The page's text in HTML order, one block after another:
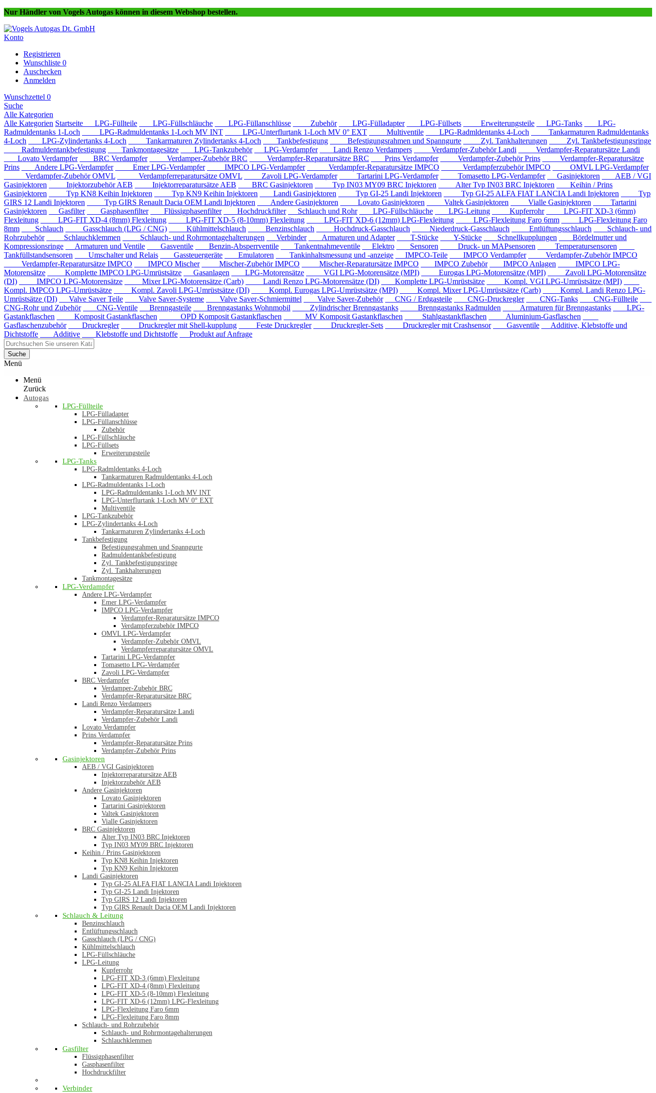
Nur Händler von Vogels Autogas können in diesem Webshop bestellen.
Konto
Registrieren
Wunschliste 0
Auschecken
Anmelden
Wunschzettel 0
Suche
Alle Kategorien
Alle Kategorien Startseite LPG-Füllteile LPG-Füllschläuche LPG-Füllanschlüsse Zubehör LPG-Fülladapter LPG-Füllsets Erweiterungsteile LPG-Tanks
LPG-
Radmuldentanks 1-Loch
LPG-Radmuldentanks 1-Loch MV INT LPG-Unterflurtank 1-Loch MV 0° EXT Multiventile LPG-Radmldentanks 4-Loch
Tankarmaturen Radmuldentanks
4-Loch
LPG-Zylindertanks 4-Loch Tankarmaturen Zylindertanks 4-Loch Tankbefestigung Befestigungsrahmen und Spanngurte Zyl. Tankhalterungen
Zyl. Tankbefestigungsringe
Radmuldentankbefestigung
Tankmontagesätze LPG-Tankzubehör LPG-Verdampfer Landi Renzo Verdampers Verdampfer-Zubehör Landi
Verdampfer-Reparatursätze Landi
Lovato Verdampfer
BRC Verdampfer Verdamper-Zubehör BRC Verdampfer-Reparatursätze BRC Prins Verdampfer Verdampfer-Zubehör Prins
Verdampfer-Reparatursätze
Prins
Andere LPG-Verdampfer Emer LPG-Verdampfer IMPCO LPG-Verdampfer Verdampfer-Reparatursätze IMPCO Verdampferzubehör IMPCO
OMVL LPG-Verdampfer
Verdampfer-Zubehör OMVL
Verdampferreparatursätze OMVL Zavoli LPG-Verdampfer Tartarini LPG-Verdampfer Tomasetto LPG-Verdampfer Gasinjektoren
AEB / VGI
Gasinjektoren
Injektorzubehör AEB Injektorreparatursätze AEB BRC Gasinjektoren Typ IN03 MY09 BRC Injektoren Alter Typ IN03 BRC Injektoren
Keihin / Prins
Gasinjektoren
Typ KN8 Keihin Injektoren Typ KN9 Keihin Injektoren Landi Gasinjektoren Typ GI-25 Landi Injektoren Typ GI-25 ALFA FIAT LANCIA Landi Injektoren
Typ
GIRS 12 Landi Injektoren
Typ GIRS Renault Dacia OEM Landi Injektoren Andere Gasinjektoren Lovato Gasinjektoren Valtek Gasinjektoren Vialle Gasinjektoren
Tartarini
Gasinjektoren
Gasfilter Gasphasenfilter Flüssigphasenfilter Hochdruckfilter Schlauch und Rohr LPG-Füllschläuche LPG-Leitung Kupferrohr
LPG-FIT XD-3 (6mm)
Flexleitung
LPG-FIT XD-4 (8mm) Flexleitung LPG-FIT XD-5 (8-10mm) Flexleitung LPG-FIT XD-6 (12mm) LPG-Flexleitung LPG-Flexleitung Faro 6mm
LPG-Flexleitung Faro
8mm
Schlauch Gasschlauch (LPG / CNG) Kühlmittelschlauch Benzinschlauch Hochdruck-Gasschlauch Niederdruck-Gasschlauch Entlüftungsschlauch
Schlauch- und
Rohrzubehör
Schlauchklemmen Schlauch- und Rohrmontagehalterungen Verbinder Armaturen und Adapter T-Stücke Y-Stücke Schnellkupplungen
Bördelmutter und
Kompressionsringe
Armaturen und Ventile Gasventile Benzin-Absperrventile Tankentnahmeventile Elektro Sensoren Druck- un MAPsensoren
Temperatursensoren
Tankfüllstandsensoren
Umschalter und Relais Gassteuergeräte Emulatoren Tankinhaltsmessung und -anzeige IMPCO-Teile IMPCO Verdampfer
Verdampfer-Zubehör IMPCO
Verdampfer-Reparatursätze IMPCO
IMPCO Mischer Mischer-Zubehör IMPCO Mischer-Reparatursätze IMPCO IMPCO Zubehör IMPCO Anlagen
IMPCO LPG-
Motorensätze
Komplette IMPCO LPG-Umrüstsätze Gasanlagen LPG-Motorensätze VGI LPG-Motorensätze (MPI) Eurogas LPG-Motorensätze (MPI)
Zavoli LPG-Motorensätze
(DI)
IMPCO LPG-Motorensätze Mixer LPG-Motorensätze (Carb) Landi Renzo LPG-Motorensätze (DI) Komplette LPG-Umrüstsätze
Kompl. VGI LPG-Umrüstsätze (MPI)
Kompl. IMPCO LPG-Umrüstsätze
Kompl. Zavoli LPG-Umrüstsätze (DI) Kompl. Eurogas LPG-Umrüstsätze (MPI) Kompl. Mixer LPG-Umrüstsätze (Carb)
Kompl. Landi Renzo LPG-
Umrüstsätze (DI)
Valve Saver Teile Valve Saver-Systeme Valve Saver-Schmiermittel Valve Saver-Zubehör CNG / Erdgasteile CNG-Druckregler CNG-Tanks
CNG-Füllteile
CNG-Rohr und Zubehör
CNG-Ventile Brenngasteile Brenngastanks Wohnmobil Zylindrischer Brenngastanks Brenngastanks Radmulden Armaturen für Brenngastanks
LPG-
Gastankflaschen
Komposit Gastankflaschen OPD Komposit Gastankflaschen MV Komposit Gastankflaschen Stahlgastankflaschen
Aluminium-Gasflaschen
Gasflaschenzubehör
Druckregler Druckregler mit Shell-kupplung Feste Druckregler Druckregler-Sets Druckregler mit Crashsensor Gasventile
Additive, Klebstoffe und
Dichtstoffe
Additive Klebstoffe und Dichtstoffe Produkt auf Anfrage
Suche
Menü
Menü
Zurück
Autogas
LPG-Füllteile
LPG-Fülladapter
LPG-Füllanschlüsse
Zubehör
LPG-Füllschläuche
LPG-Füllsets
Erweiterungsteile
LPG-Tanks
LPG-Radmldentanks 4-Loch
Tankarmaturen Radmuldentanks 4-Loch
LPG-Radmuldentanks 1-Loch
LPG-Radmuldentanks 1-Loch MV INT
LPG-Unterflurtank 1-Loch MV 0° EXT
Multiventile
LPG-Tankzubehör
LPG-Zylindertanks 4-Loch
Tankarmaturen Zylindertanks 4-Loch
Tankbefestigung
Befestigungsrahmen und Spanngurte
Radmuldentankbefestigung
Zyl. Tankbefestigungsringe
Zyl. Tankhalterungen
Tankmontagesätze
LPG-Verdampfer
Andere LPG-Verdampfer
Emer LPG-Verdampfer
IMPCO LPG-Verdampfer
Verdampfer-Reparatursätze IMPCO
Verdampferzubehör IMPCO
OMVL LPG-Verdampfer
Verdampfer-Zubehör OMVL
Verdampferreparatursätze OMVL
Tartarini LPG-Verdampfer
Tomasetto LPG-Verdampfer
Zavoli LPG-Verdampfer
BRC Verdampfer
Verdamper-Zubehör BRC
Verdampfer-Reparatursätze BRC
Landi Renzo Verdampers
Verdampfer-Reparatursätze Landi
Verdampfer-Zubehör Landi
Lovato Verdampfer
Prins Verdampfer
Verdampfer-Reparatursätze Prins
Verdampfer-Zubehör Prins
Gasinjektoren
AEB / VGI Gasinjektoren
Injektorreparatursätze AEB
Injektorzubehör AEB
Andere Gasinjektoren
Lovato Gasinjektoren
Tartarini Gasinjektoren
Valtek Gasinjektoren
Vialle Gasinjektoren
BRC Gasinjektoren
Alter Typ IN03 BRC Injektoren
Typ IN03 MY09 BRC Injektoren
Keihin / Prins Gasinjektoren
Typ KN8 Keihin Injektoren
Typ KN9 Keihin Injektoren
Landi Gasinjektoren
Typ GI-25 ALFA FIAT LANCIA Landi Injektoren
Typ GI-25 Landi Injektoren
Typ GIRS 12 Landi Injektoren
Typ GIRS Renault Dacia OEM Landi Injektoren
Schlauch & Leitung
Benzinschlauch
Entlüftungsschlauch
Gasschlauch (LPG / CNG)
Kühlmittelschlauch
LPG-Füllschläuche
LPG-Leitung
Kupferrohr
LPG-FIT XD-3 (6mm) Flexleitung
LPG-FIT XD-4 (8mm) Flexleitung
LPG-FIT XD-5 (8-10mm) Flexleitung
LPG-FIT XD-6 (12mm) LPG-Flexleitung
LPG-Flexleitung Faro 6mm
LPG-Flexleitung Faro 8mm
Schlauch- und Rohrzubehör
Schlauch- und Rohrmontagehalterungen
Schlauchklemmen
Gasfilter
Flüssigphasenfilter
Gasphasenfilter
Hochdruckfilter
Verbinder